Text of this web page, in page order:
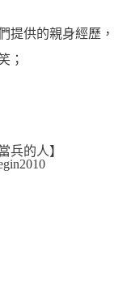
提供的親身經歷，
；
兵的人】